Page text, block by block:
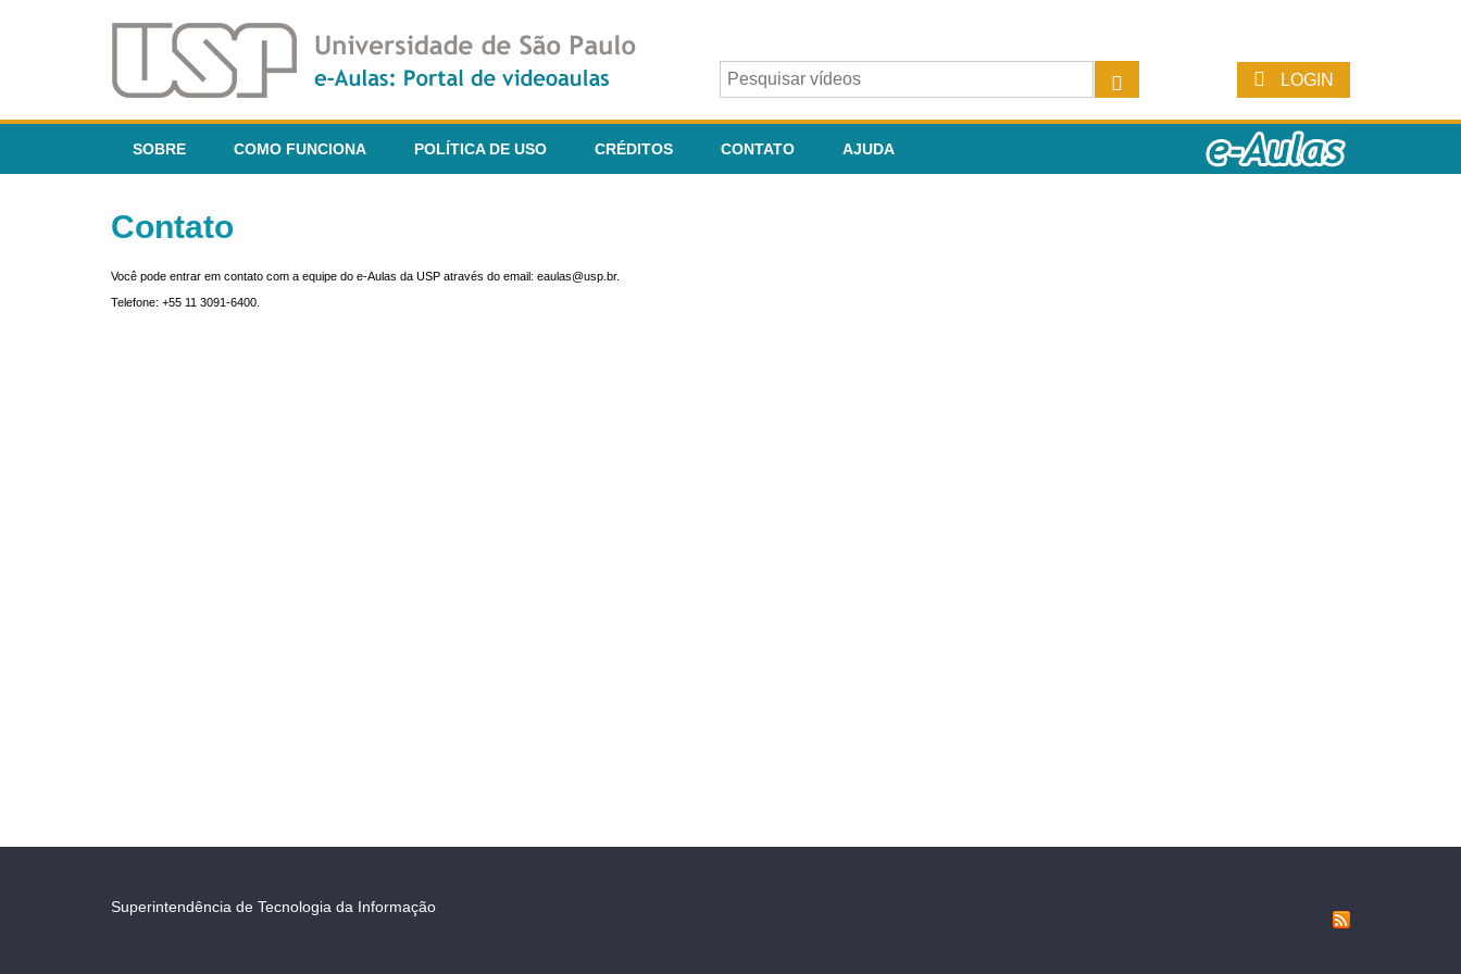
LOGIN
SOBRE COMO FUNCIONA POLÍTICA DE USO CRÉDITOS CONTATO AJUDA
Contato
Você pode entrar em contato com a equipe do e-Aulas da USP através do email: eaulas@usp.br.
Telefone: +55 11 3091-6400.
Superintendência de Tecnologia da Informação